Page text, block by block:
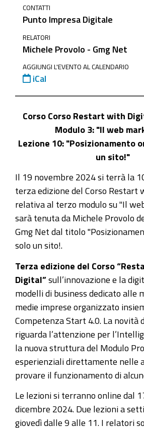
restart-
with-
digital-
lezione-
10
19
novembre
Restart
Digital
-
10°
Lezione
2024-
11-
19T09:00:00+01:00
2024-
11-
19T11:00:00+01:00
Corso
Corso
Restart
with
Digital
3°
Edizione
Modulo
CONTATTI
Punto Impresa Digitale
RELATORI
Michele Provolo - Gmg Net
AGGIUNGI L'EVENTO AL CALENDARIO
iCal
Corso Corso Restart with
Modulo 3: "Il web
Lezione 10: "Posizionamento
un sito!"
Il 19 novembre 2024 si terrà la
terza edizione del Corso Restart
relativa al terzo modulo su "Il
sarà tenuta da Michele Provolo
Gmg Net dal titolo
solo un sito!.
Terza edizione del Corso
Digital” sull’innovazione e la
modelli di business dedicato alle
medie imprese organizzato
Competenza Start 4.0. La novità
riguarda l’attenzione per
la nuova struttura del Modulo
esperienziali direttamente nelle
provare il funzionamento di
Le lezioni si terranno online dal
dicembre 2024. Due lezioni a
giovedì dalle 9 alle 11. I relatori